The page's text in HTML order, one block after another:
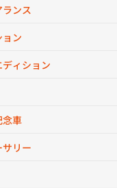
ンス
ン
ィション
車
リー